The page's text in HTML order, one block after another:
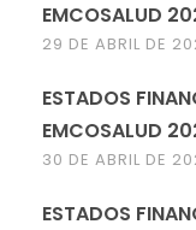
EMCOSALUD
29 DE ABRIL DE
ESTADOS
EMCOSALUD
30 DE ABRIL DE
ESTADOS